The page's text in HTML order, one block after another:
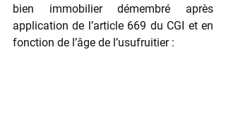
bien immobilier démembré après
application de l’article 669 du CGI et en
fonction de l’âge de l’usufruitier :